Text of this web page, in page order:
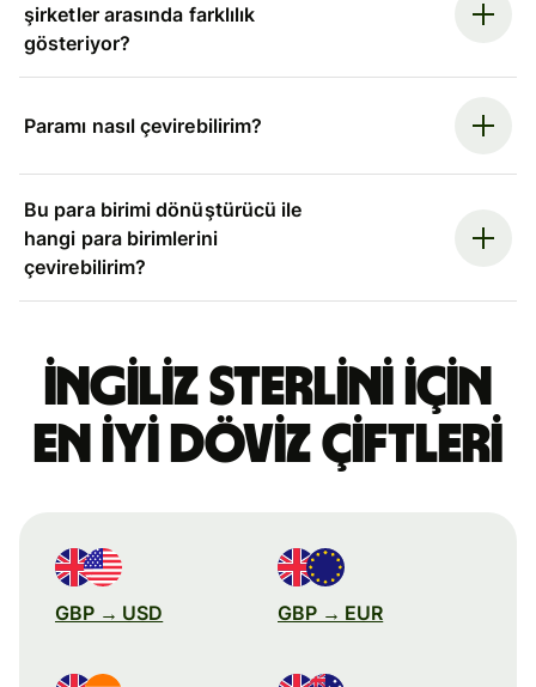
şirketler arasında farklılık
gösteriyor?
Paramı nasıl çevirebilirim?
Bu para birimi dönüştürücü ile
hangi para birimlerini
çevirebilirim?
İngiliz sterlini için
en iyi döviz çiftleri
GBP → USD GBP → EUR